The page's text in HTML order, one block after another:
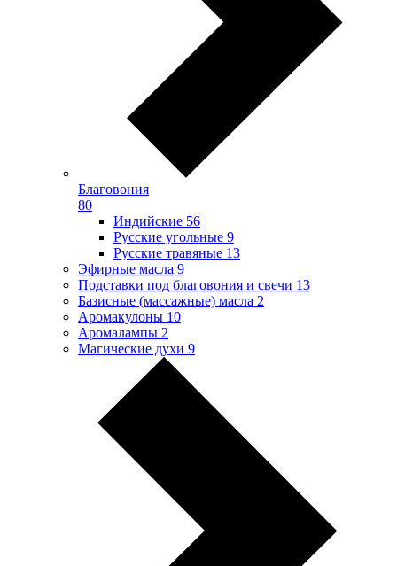
Благовония
80
Индийские 56
Русские угольные 9
Русские травяные 13
Эфирные масла 9
Подставки под благовония и свечи 13
Базисные (массажные) масла 2
Аромакулоны 10
Аромалампы 2
Магические духи 9